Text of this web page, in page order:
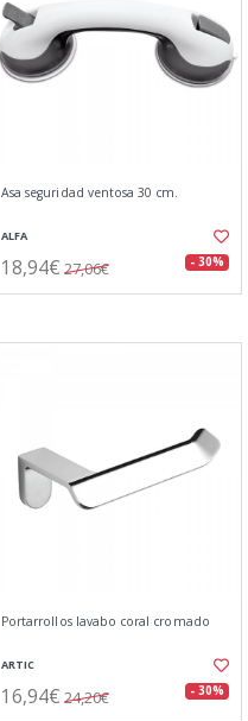
Asa seguridad ventosa 30 cm.
ALFA
18,94€ 27,06€ - 30%
Portarrollos lavabo coral cromado
ARTIC
16,94€ 24,20€ - 30%